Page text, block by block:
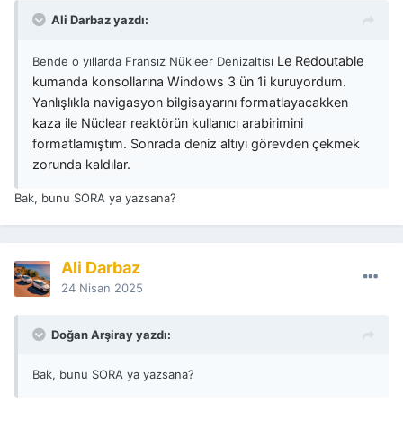
Ali Darbaz yazdı:
Bende o yıllarda Fransız Nükleer Denizaltısı Le Redoutable
kumanda konsollarına Windows 3 ün 1i kuruyordum.
Yanlışlıkla navigasyon bilgisayarını formatlayacakken
kaza ile Nüclear reaktörün kullanıcı arabirimini
formatlamıştım. Sonrada deniz altıyı görevden çekmek
zorunda kaldılar.
Bak, bunu SORA ya yazsana?
Ali Darbaz
24 Nisan 2025
Doğan Arşiray yazdı:
Bak, bunu SORA ya yazsana?